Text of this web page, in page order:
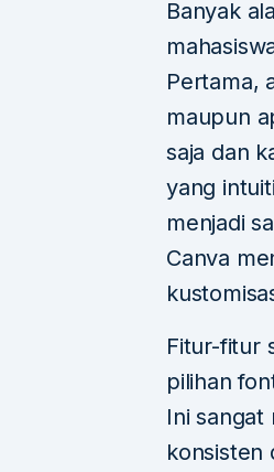
Banyak
Pertama,
maupun
saja dan
yang
menjadi
Canva
Fitur-fitur
pilihan
Ini
konsisten